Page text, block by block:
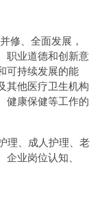
修、全面发展，
职业道德和创新意
可持续发展的能
其他医疗卫生机构
健康保健等工作的
理、成人护理、老
业岗位认知、